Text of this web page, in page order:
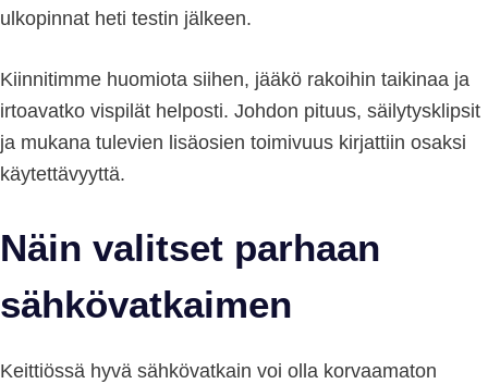
ulkopinnat heti testin jälkeen.
Kiinnitimme huomiota siihen, jääkö rakoihin taikinaa ja
irtoavatko vispilät helposti. Johdon pituus, säilytysklipsit
ja mukana tulevien lisäosien toimivuus kirjattiin osaksi
käytettävyyttä.
Näin valitset parhaan
sähkövatkaimen
Keittiössä hyvä sähkövatkain voi olla korvaamaton